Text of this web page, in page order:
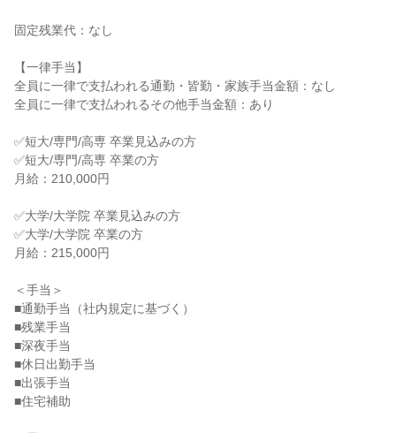
固定残業代：なし
【一律手当】
全員に一律で支払われる通勤・皆勤・家族手当金額：なし
全員に一律で支払われるその他手当金額：あり
✅短大/専門/高専 卒業見込みの方
✅短大/専門/高専 卒業の方
月給：210,000円
✅大学/大学院 卒業見込みの方
✅大学/大学院 卒業の方
月給：215,000円
＜手当＞
■通勤手当（社内規定に基づく）
■残業手当
■深夜手当
■休日出勤手当
■出張手当
■住宅補助